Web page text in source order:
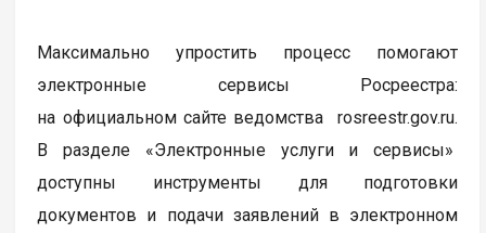
Максимально упростить процесс помогают
электронные сервисы Росреестра:
на официальном сайте ведомства rosreestr.gov.ru.
В разделе «Электронные услуги и сервисы»
доступны инструменты для подготовки
документов и подачи заявлений в электронном